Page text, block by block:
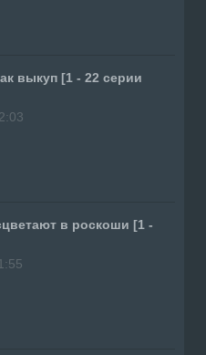
выкуп [1 - 22 серии
в роскоши [1 -